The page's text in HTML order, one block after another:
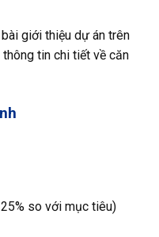
giới thiệu dự án trên
tin chi tiết về căn
so với mục tiêu)